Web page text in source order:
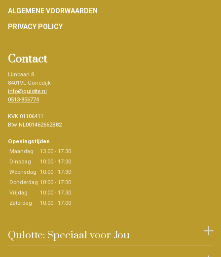
Footer
ALGEMENE VOORWAARDEN
PRIVACY POLICY
Contact
Lijnbaan 8
8401VL Gorredijk
info@qulotte.nl
0513-856774
KVK 01106411
Btw NL001462662B82
Openingstijden
Maandag
13.00 - 17.30
Dinsdag
10:00 - 17:30
Woensdag 10:00 - 17:30
Donderdag 10:00 - 17:30
Vrijdag
10:00 - 17.30
Zaterdag
10.00 - 17.00
Qulotte: Speciaal voor Jou